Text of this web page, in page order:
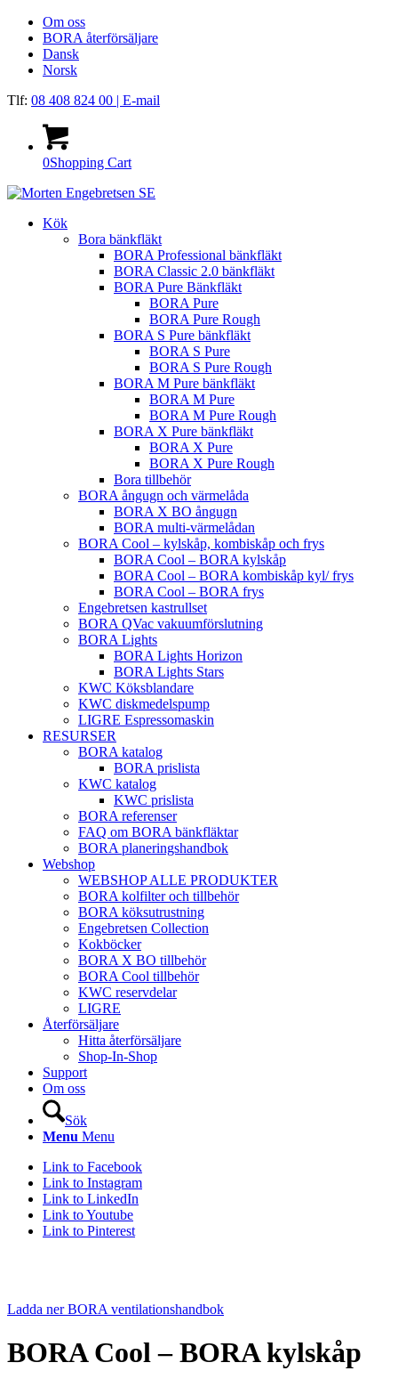
Om oss
BORA återförsäljare
Dansk
Norsk
Tlf: 08 408 824 00 | E-mail
0Shopping Cart
Kök
Bora bänkfläkt
BORA Professional bänkfläkt
BORA Classic 2.0 bänkfläkt
BORA Pure Bänkfläkt
BORA Pure
BORA Pure Rough
BORA S Pure bänkfläkt
BORA S Pure
BORA S Pure Rough
BORA M Pure bänkfläkt
BORA M Pure
BORA M Pure Rough
BORA X Pure bänkfläkt
BORA X Pure
BORA X Pure Rough
Bora tillbehör
BORA ångugn och värmelåda
BORA X BO ångugn
BORA multi-värmelådan
BORA Cool – kylskåp, kombiskåp och frys
BORA Cool – BORA kylskåp
BORA Cool – BORA kombiskåp kyl/ frys
BORA Cool – BORA frys
Engebretsen kastrullset
BORA QVac vakuumförslutning
BORA Lights
BORA Lights Horizon
BORA Lights Stars
KWC Köksblandare
KWC diskmedelspump
LIGRE Espressomaskin
RESURSER
BORA katalog
BORA prislista
KWC katalog
KWC prislista
BORA referenser
FAQ om BORA bänkfläktar
BORA planeringshandbok
Webshop
WEBSHOP ALLE PRODUKTER
BORA kolfilter och tillbehör
BORA köksutrustning
Engebretsen Collection
Kokböcker
BORA X BO tillbehör
BORA Cool tillbehör
KWC reservdelar
LIGRE
Återförsäljare
Hitta återförsäljare
Shop-In-Shop
Support
Om oss
Sök
Menu Menu
Link to Facebook
Link to Instagram
Link to LinkedIn
Link to Youtube
Link to Pinterest
Ladda ner BORA ventilationshandbok
BORA Cool – BORA kylskåp